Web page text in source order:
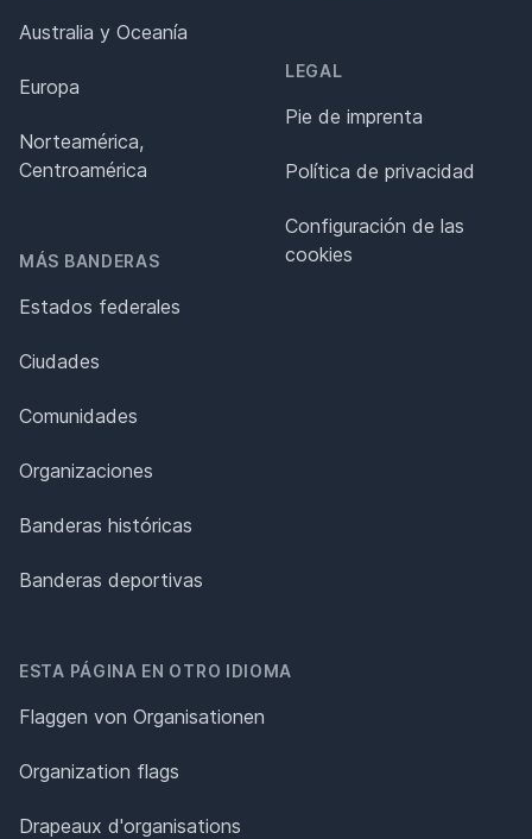
Australia y Oceanía
Europa
Norteamérica,
Centroamérica
MÁS BANDERAS
Estados federales
Ciudades
Comunidades
Organizaciones
Banderas históricas
Banderas deportivas
LEGAL
Pie de imprenta
Política de privacidad
Configuración de las
cookies
ESTA PÁGINA EN OTRO IDIOMA
Flaggen von Organisationen
Organization flags
Drapeaux d'organisations